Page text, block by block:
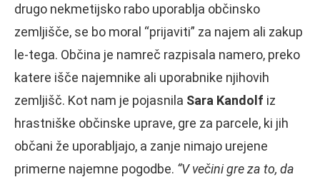
drugo nekmetijsko rabo uporablja občinsko
zemljišče, se bo moral “prijaviti” za najem ali zakup
le-tega. Občina je namreč razpisala namero, preko
katere išče najemnike ali uporabnike njihovih
zemljišč. Kot nam je pojasnila Sara Kandolf iz
hrastniške občinske uprave, gre za parcele, ki jih
občani že uporabljajo, a zanje nimajo urejene
primerne najemne pogodbe. “V večini gre za to, da